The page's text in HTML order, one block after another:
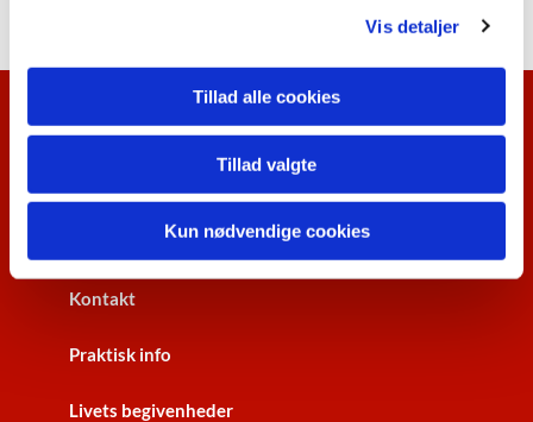
Vis detaljer
Tillad alle cookies
Tillad valgte
Kun nødvendige cookies
Kalenderoversigt
Gudstjenester
Kontakt
Praktisk info
Livets begivenheder